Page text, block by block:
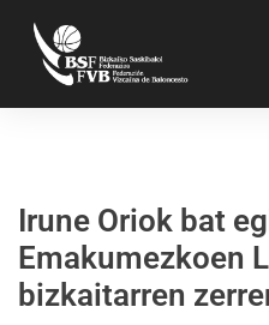
Irune Oriok bat
Emakumezkoen
bizkaitarren